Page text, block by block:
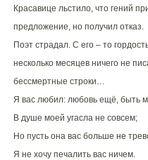
Красавице льстило, что гений
предложение, но получил отказ.
Поэт страдал. С его – то
несколько месяцев ничего не
бессмертные строки…
Я вас любил: любовь ещё, быть
В душе моей угасла не совсем;
Но пусть она вас больше не
Я не хочу печалить вас ничем.